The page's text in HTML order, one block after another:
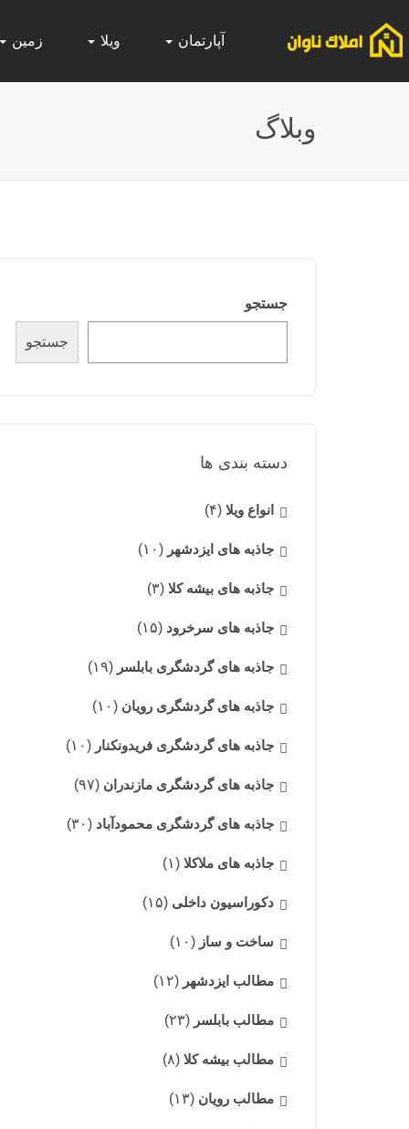
آپارتمان ویلا زمین
وبلاگ
جستجو
جستجو
دسته بندی ها
انواع ویلا (۴)
جاذبه های ایزدشهر (۱۰)
جاذبه های بیشه کلا (۳)
جاذبه های سرخرود (۱۵)
جاذبه های گردشگری بابلسر (۱۹)
جاذبه های گردشگری رویان (۱۰)
جاذبه های گردشگری فریدونکنار (۱۰)
جاذبه های گردشگری مازندران (۹۷)
جاذبه های گردشگری محمودآباد (۳۰)
جاذبه های ملاکلا (۱)
دکوراسیون داخلی (۱۵)
ساخت و ساز (۱۰)
مطالب ایزدشهر (۱۲)
مطالب بابلسر (۲۳)
مطالب بیشه کلا (۸)
مطالب رویان (۱۳)